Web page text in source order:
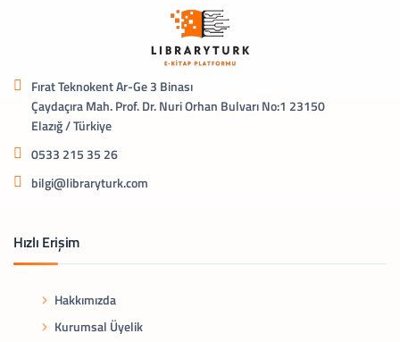
Fırat Teknokent Ar-Ge 3 Binası
Çaydaçıra Mah. Prof. Dr. Nuri Orhan Bulvarı No:1 23150
Elazığ / Türkiye
0533 215 35 26
bilgi@libraryturk.com
Hızlı Erişim
Hakkımızda
Kurumsal Üyelik